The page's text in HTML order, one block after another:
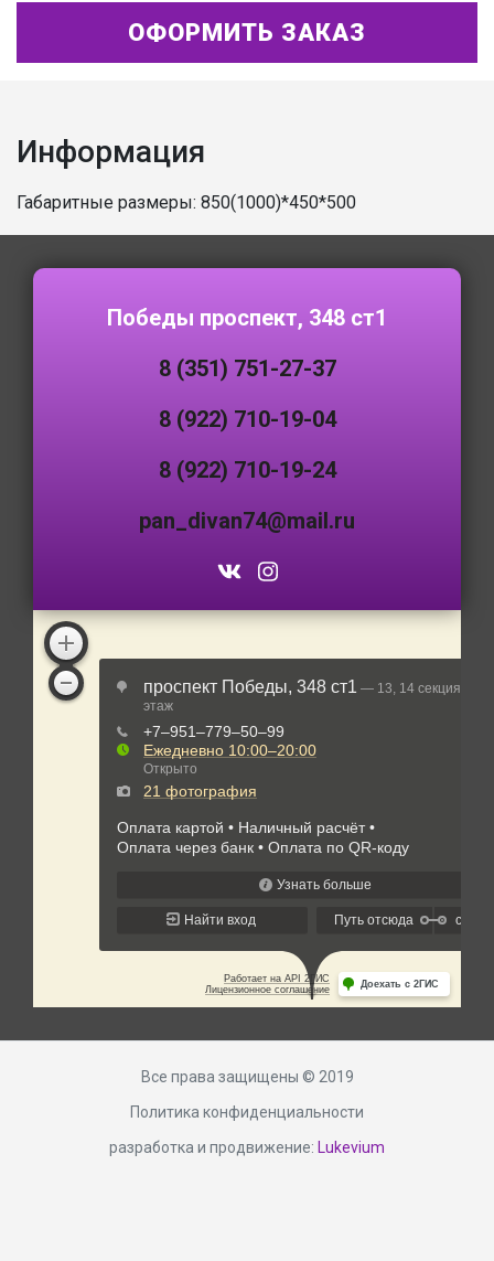
ОФОРМИТЬ ЗАКАЗ
Информация
Габаритные размеры: 850(1000)*450*500
Победы проспект, 348 ст1
8 (351) 751-27-37
8 (922) 710-19-04
8 (922) 710-19-24
pan_divan74@mail.ru
Все права защищены © 2019
Политика конфиденциальности
разработка и продвижение: Lukevium